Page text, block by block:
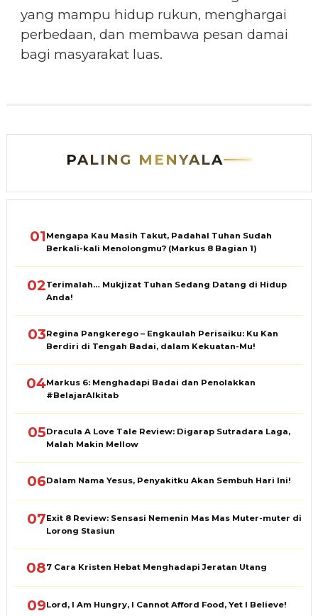
yang mampu hidup rukun, menghargai
perbedaan, dan membawa pesan damai
bagi masyarakat luas.
PALING MENYALA
01Mengapa Kau Masih Takut, Padahal Tuhan Sudah
Berkali-kali Menolongmu? (Markus 8 Bagian 1)
02Terimalah… Mukjizat Tuhan Sedang Datang di Hidup
Anda!
03Regina Pangkerego – Engkaulah Perisaiku: Ku Kan
Berdiri di Tengah Badai, dalam Kekuatan-Mu!
04Markus 6: Menghadapi Badai dan Penolakkan
#BelajarAlkitab
05Dracula A Love Tale Review: Digarap Sutradara Laga,
Malah Makin Mellow
06Dalam Nama Yesus, Penyakitku Akan Sembuh Hari Ini!
07Exit 8 Review: Sensasi Nemenin Mas Mas Muter-muter di
Lorong Stasiun
087 Cara Kristen Hebat Menghadapi Jeratan Utang
09Lord, I Am Hungry, I Cannot Afford Food, Yet I Believe!